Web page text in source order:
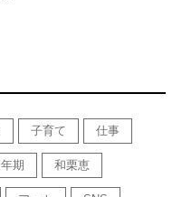
子育て 仕事
期 和栗恵